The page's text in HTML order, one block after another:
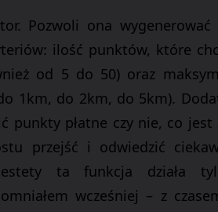
. Pozwoli ona wygenerować
ilość punktów, które
od 5 do 50) oraz
1km, do 2km, do 5km).
punkty płatne czy nie, co jest
przejść i odwiedzić
ta funkcja działa
wcześniej – z